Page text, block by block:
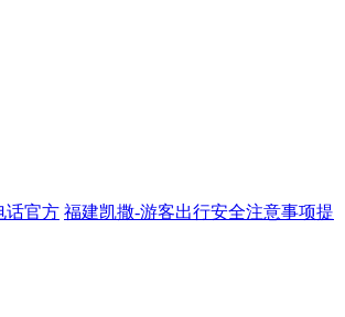
话官方 福建凯撒-游客出行安全注意事项提